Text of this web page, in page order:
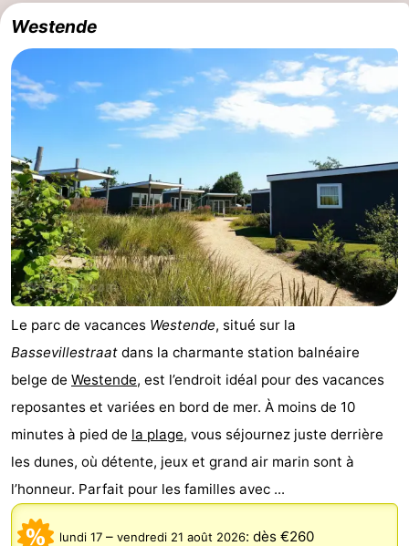
Westende
Le parc de vacances Westende, situé sur la
Bassevillestraat dans la charmante station balnéaire
belge de Westende, est l’endroit idéal pour des vacances
reposantes et variées en bord de mer. À moins de 10
minutes à pied de la plage, vous séjournez juste derrière
les dunes, où détente, jeux et grand air marin sont à
l’honneur. Parfait pour les familles avec ...
lundi 17 – vendredi 21 août 2026: dès €260